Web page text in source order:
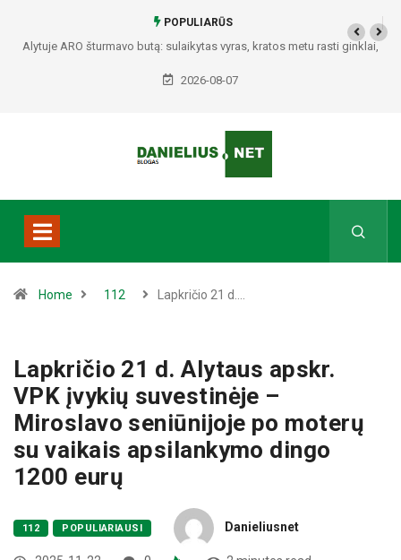
POPULIARŪS
Alytuje ARO šturmavo butą: sulaikytas vyras, kratos metu rasti ginklai,
Seirijuose – įtariami narkotikai BMW automobilyje
2026-08-07
Home 112 Lapkričio 21 d.…
Lapkričio 21 d. Alytaus apskr.
VPK įvykių suvestinėje –
Miroslavo seniūnijoje po moterų
su vaikais apsilankymo dingo
1200 eurų
112 POPULIARIAUSI Danieliusnet